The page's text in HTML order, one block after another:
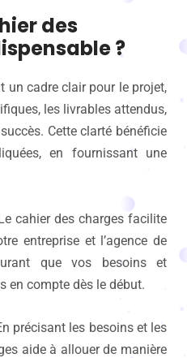
des
?
un cadre clair pour le projet,
les livrables attendus,
Cette clarté bénéficie
en fournissant une
cahier des charges facilite
entreprise et l’agence de
que vos besoins et
en compte dès le début.
précisant les besoins et les
aide à allouer de manière